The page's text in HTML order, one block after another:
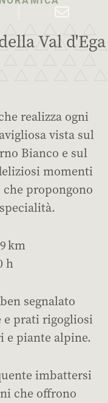
Val d'Ega
realizza ogni
vista sul
Bianco e sul
momenti
propongono
km
h
segnalato
e prati rigogliosi
e piante alpine.
imbattersi
che offrono